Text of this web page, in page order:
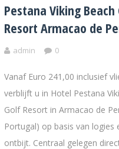
Pestana Viking Beach
Resort Armacao de
admin 0
Vanaf Euro 241,00 inclusief
verblijft u in Hotel Pestana
Golf Resort in Armacao de
Portugal) op basis van logies
ontbijt. Centraal gelegen